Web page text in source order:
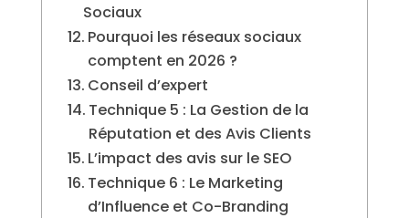
Sociaux
Pourquoi les réseaux sociaux
comptent en 2026 ?
Conseil d’expert
Technique 5 : La Gestion de la
Réputation et des Avis Clients
L’impact des avis sur le SEO
Technique 6 : Le Marketing
d’Influence et Co-Branding